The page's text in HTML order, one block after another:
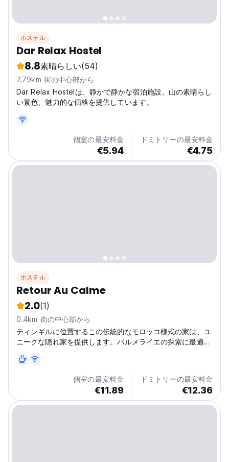
ホステル
Dar Relax Hostel
8.8素晴らしい(54)
7.79km 街の中心部から
Dar Relax Hostelは、静かで静かな宿泊施設、山の素晴らし
い景色、魅力的な価格を提供しています。
個室の最安料金
€5.94
ドミトリーの最安料金
€4.75
ホステル
Retour Au Calme
2.0(1)
0.4km 街の中心部から
ティンギルに位置するこの伝統的なモロッコ様式の家は、ユ
ニークな隠れ家を提供します。パルメライエの探索に最適
from original language)
個室の最安料金
€11.89
ドミトリーの最安料金
€12.36